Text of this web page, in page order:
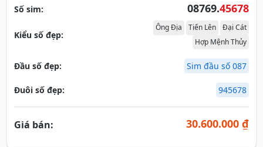
Số sim:
08769.45678
Kiểu số đẹp:
Ông Địa Tiến Lên
Đại Cát
Hợp Mệnh Thủy
Đầu số đẹp: Sim đầu số 087
Đuôi số đẹp: 945678
Giá bán: 30.600.000 ₫